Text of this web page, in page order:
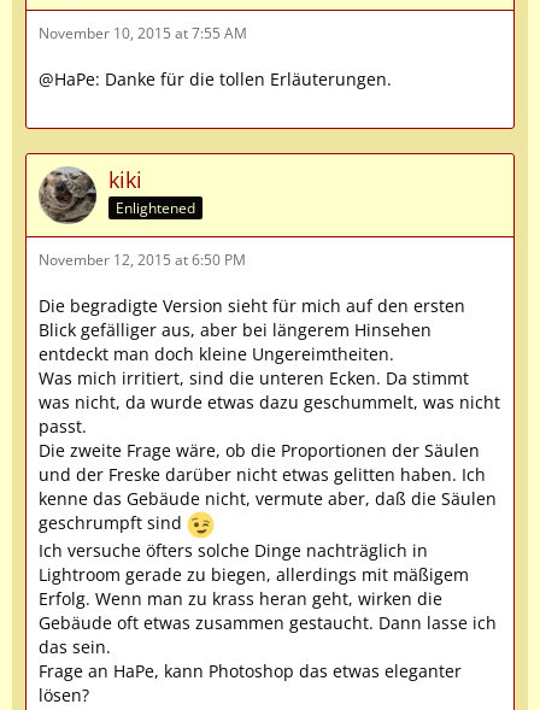
November 10, 2015 at 7:55 AM
@HaPe: Danke für die tollen Erläuterungen.
kiki
Enlightened
November 12, 2015 at 6:50 PM
Die begradigte Version sieht für mich auf den ersten
Blick gefälliger aus, aber bei längerem Hinsehen
entdeckt man doch kleine Ungereimtheiten.
Was mich irritiert, sind die unteren Ecken. Da stimmt
was nicht, da wurde etwas dazu geschummelt, was nicht
passt.
Die zweite Frage wäre, ob die Proportionen der Säulen
und der Freske darüber nicht etwas gelitten haben. Ich
kenne das Gebäude nicht, vermute aber, daß die Säulen
geschrumpft sind
Ich versuche öfters solche Dinge nachträglich in
Lightroom gerade zu biegen, allerdings mit mäßigem
Erfolg. Wenn man zu krass heran geht, wirken die
Gebäude oft etwas zusammen gestaucht. Dann lasse ich
das sein.
Frage an HaPe, kann Photoshop das etwas eleganter
lösen?